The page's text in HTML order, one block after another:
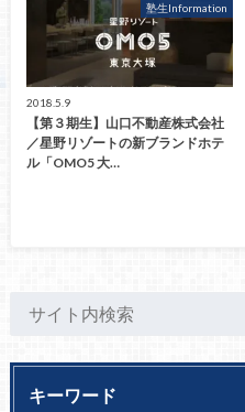
塾生Information
2018.5.9
【第３期生】山口不動産株式会社
／星野リゾートの新ブランドホテ
ル「OMO5 大…
キーワード